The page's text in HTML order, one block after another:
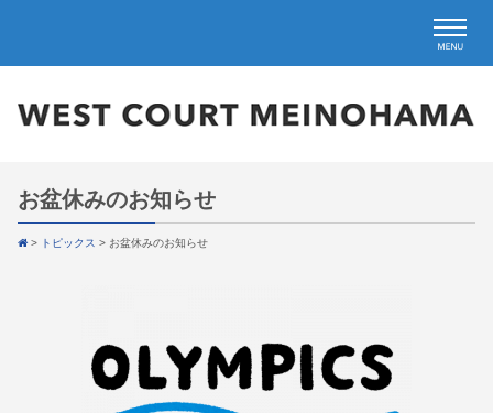
お盆休みのお知らせ
> トピックス > お盆休みのお知らせ